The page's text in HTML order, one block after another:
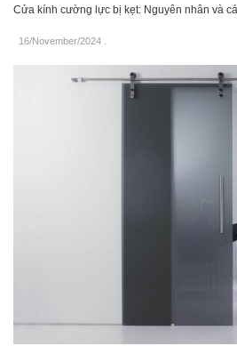
Cửa kính cường lực bị kẹt: Nguyên nhân và
16/November/2024